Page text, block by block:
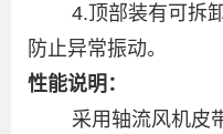
4.顶部装有可拆卸
防止异常振动。
性能说明：
采用轴流风机皮带